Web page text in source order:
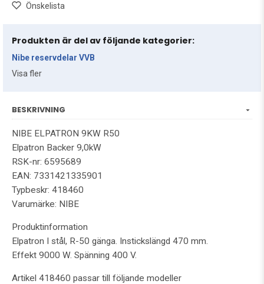
Önskelista
Produkten är del av följande kategorier:
Nibe reservdelar VVB
Visa fler
BESKRIVNING
NIBE ELPATRON 9KW R50
Elpatron Backer 9,0kW
RSK-nr: 6595689
EAN: 7331421335901
Typbeskr: 418460
Varumärke: NIBE
Produktinformation
Elpatron I stål, R-50 gänga. Instickslängd 470 mm.
Effekt 9000 W. Spänning 400 V.
Artikel 418460 passar till följande modeller